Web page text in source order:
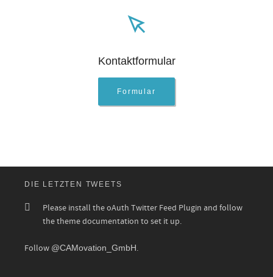
Kontaktformular
Formular
DIE LETZTEN TWEETS
Please install the oAuth Twitter Feed Plugin and follow
the theme documentation to set it up.
Follow @CAMovation_GmbH.